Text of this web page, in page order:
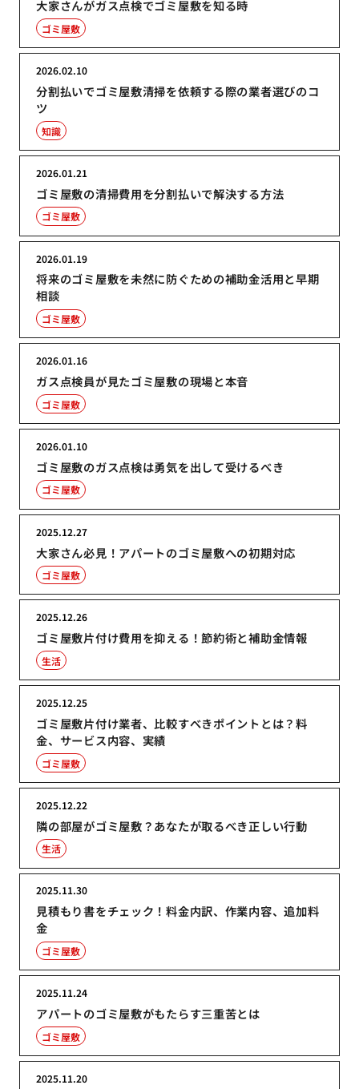
大家さんがガス点検でゴミ屋敷を知る時
ゴミ屋敷
分割払いでゴミ屋敷清掃を依頼する際の業者選びのコ
ツ
2026.02.10
知識
ゴミ屋敷の清掃費用を分割払いで解決する方法
2026.01.21
ゴミ屋敷
将来のゴミ屋敷を未然に防ぐための補助金活用と早期
相談
2026.01.19
ゴミ屋敷
ガス点検員が見たゴミ屋敷の現場と本音
2026.01.16
ゴミ屋敷
ゴミ屋敷のガス点検は勇気を出して受けるべき
2026.01.10
ゴミ屋敷
大家さん必見！アパートのゴミ屋敷への初期対応
2025.12.27
ゴミ屋敷
ゴミ屋敷片付け費用を抑える！節約術と補助金情報
2025.12.26
生活
ゴミ屋敷片付け業者、比較すべきポイントとは？料
金、サービス内容、実績
2025.12.25
ゴミ屋敷
隣の部屋がゴミ屋敷？あなたが取るべき正しい行動
2025.12.22
生活
見積もり書をチェック！料金内訳、作業内容、追加料
金
2025.11.30
ゴミ屋敷
アパートのゴミ屋敷がもたらす三重苦とは
2025.11.24
ゴミ屋敷
2025.11.20